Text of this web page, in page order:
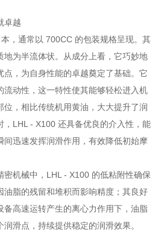
路振业国际商务中心21楼2102
卓越
，通常以 700CC 的包装规格呈现。其
地为半流体状。从成分上看，它巧妙地
点，为自身性能的卓越奠定了基础。它
流动性，这一特性使其能够轻松进入机
位，相比传统机用黄油，大大提升了润
，LHL - X100 还具备优良的介入性，能
间迅速发挥润滑作用，有效降低初始摩
密机械中，LHL - X100 的低粘附性确保
油脂的残留和堆积而影响精度；其良好
备高速运转产生的离心力作用下，油脂
滑点，持续提供稳定的润滑效果。